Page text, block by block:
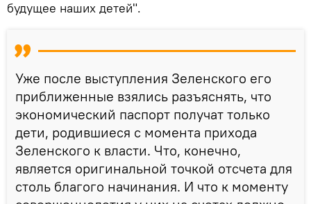
будущее наших детей".
Уже после выступления Зеленского его
приближенные взялись разъяснять, что
экономический паспорт получат только
дети, родившиеся с момента прихода
Зеленского к власти. Что, конечно,
является оригинальной точкой отсчета для
столь благого начинания. И что к моменту